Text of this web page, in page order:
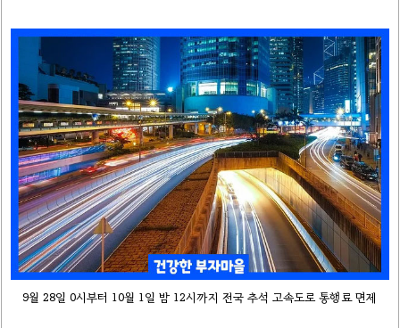
9월 28일 0시부터 10월 1일 밤 12시까지 전국 추석 고속도로 통행료 면제